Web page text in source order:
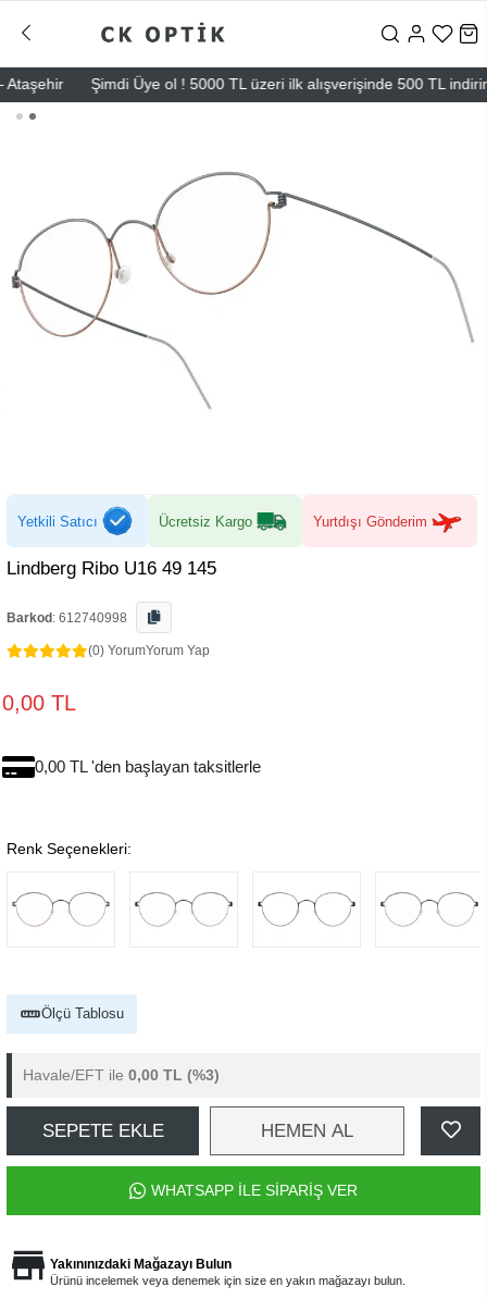
Şimdi Üye ol ! 5000 TL üzeri ilk alışverişinde 500 TL indirim
Yetkili Satıcı Ücretsiz Kargo Yurtdışı Gönderim
Lindberg Ribo U16 49 145
Barkod : 612740998
(0) YorumYorum Yap
0,00 TL
0,00 TL 'den başlayan taksitlerle
Renk Seçenekleri:
Ölçü Tablosu
Havale/EFT ile 0,00 TL (%3)
SEPETE EKLE HEMEN AL
WHATSAPP İLE SİPARİŞ VER
Yakınınızdaki Mağazayı Bulun
Ürünü incelemek veya denemek için size en yakın mağazayı bulun.